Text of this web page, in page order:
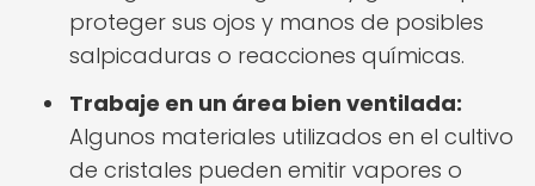
proteger sus ojos y manos de posibles
salpicaduras o reacciones químicas.
Trabaje en un área bien ventilada:
Algunos materiales utilizados en el cultivo
de cristales pueden emitir vapores o